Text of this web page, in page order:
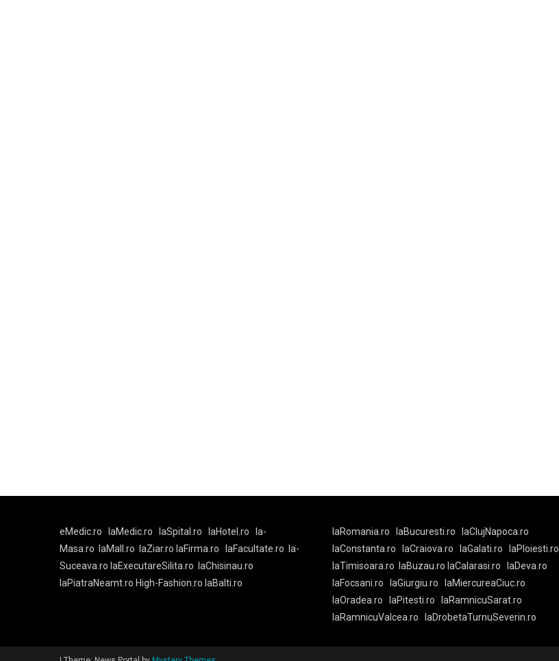
eMedic.ro laMedic.ro laSpital.ro laHotel.ro
la-
Masa.ro
laMall.ro laZiar.ro laFirma.ro laFacultate.ro
la-
Suceava.ro laExecutareSilita.ro
laChisinau.ro
laPiatraNeamt.ro High-Fashion.ro laBalti.ro
laRomania.ro laBucuresti.ro
laClujNapoca.ro
laConstanta.ro
laCraiova.ro laGalati.ro
laPloiesti.ro
laTimisoara.ro
laBuzau.ro laCalarasi.ro
laDeva.ro
laFocsani.ro
laGiurgiu.ro
laMiercureaCiuc.ro
laOradea.ro
laPitesti.ro
laRamnicuSarat.ro
laRamnicuValcea.ro
laDrobetaTurnuSeverin.ro